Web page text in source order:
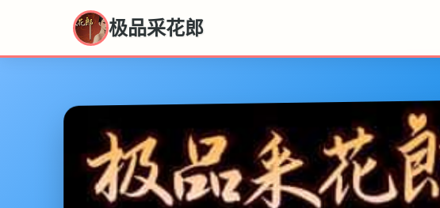
极品采花郎